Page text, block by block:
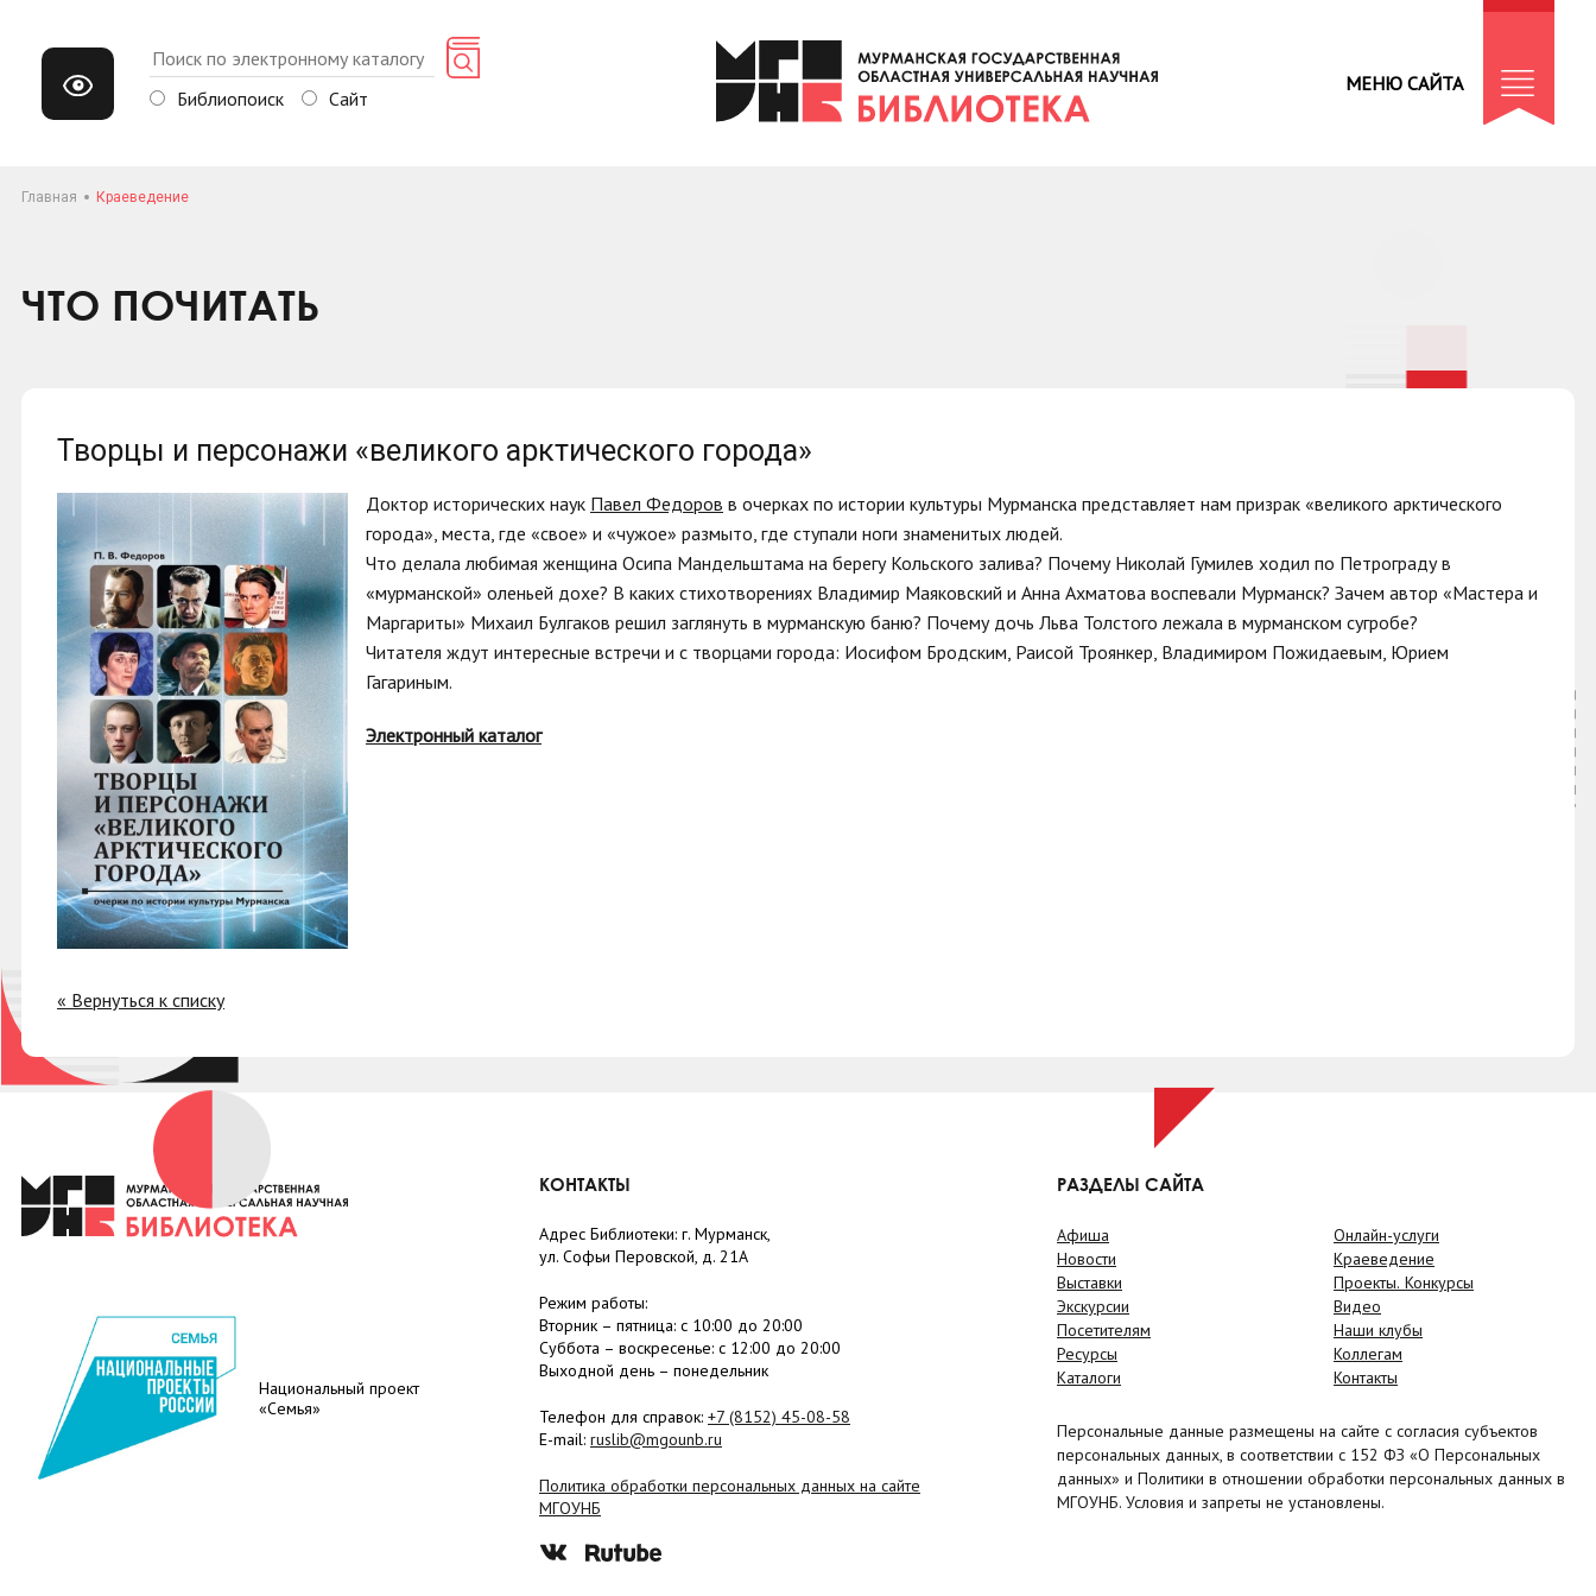
Библиопоиск Сайт
МЕНЮ САЙТА
Главная Краеведение
ЧТО ПОЧИТАТЬ
Творцы и персонажи «великого арктического города»
Доктор исторических наук Павел Федоров в очерках по истории культуры Мурманска представляет нам призрак «великого арктического
города», места, где «свое» и «чужое» размыто, где ступали ноги знаменитых людей.
Что делала любимая женщина Осипа Мандельштама на берегу Кольского залива? Почему Николай Гумилев ходил по Петрограду в
«мурманской» оленьей дохе? В каких стихотворениях Владимир Маяковский и Анна Ахматова воспевали Мурманск? Зачем автор «Мастера и
Маргариты» Михаил Булгаков решил заглянуть в мурманскую баню? Почему дочь Льва Толстого лежала в мурманском сугробе?
Читателя ждут интересные встречи и с творцами города: Иосифом Бродским, Раисой Троянкер, Владимиром Пожидаевым, Юрием
Гагариным.
Электронный каталог
« Вернуться к списку
Национальный проект
«Семья»
КОНТАКТЫ
Адрес Библиотеки: г. Мурманск,
ул. Софьи Перовской, д. 21А
Режим работы:
Вторник – пятница: с 10:00 до 20:00
Суббота – воскресенье: c 12:00 до 20:00
Выходной день – понедельник
Телефон для справок: +7 (8152) 45-08-58
E-mail: ruslib@mgounb.ru
Политика обработки персональных данных на сайте
МГОУНБ
РАЗДЕЛЫ САЙТА
Афиша
Новости
Выставки
Экскурсии
Посетителям
Ресурсы
Каталоги
Онлайн-услуги
Краеведение
Проекты. Конкурсы
Видео
Наши клубы
Коллегам
Контакты
Персональные данные размещены на сайте с согласия субъектов
персональных данных, в соответствии с 152 ФЗ «О Персональных
данных» и Политики в отношении обработки персональных данных в
МГОУНБ. Условия и запреты не установлены.